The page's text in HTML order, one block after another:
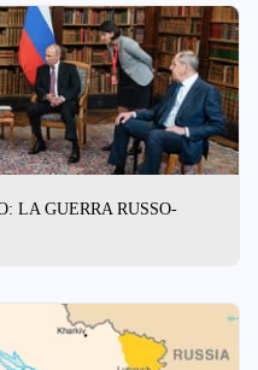
LA GUERRA RUSSO-